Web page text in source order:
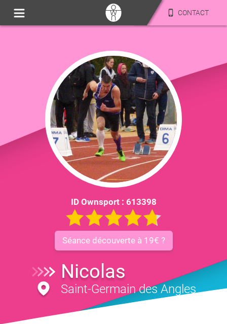
CONTACT
ID Ownsport : 613398
Séance découverte à 19€ ?
Nicolas
Saint-Germain des Angles